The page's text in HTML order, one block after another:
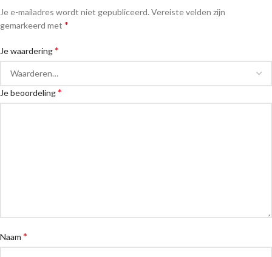
Je e-mailadres wordt niet gepubliceerd. Vereiste velden zijn
gemarkeerd met *
Je waardering*
Je beoordeling*
Naam *